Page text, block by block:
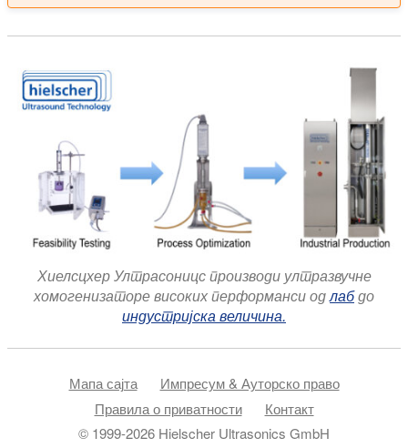
Хиелсцхер Ултрасоницс производи ултразвучне
хомогенизаторе високих перформанси одлабдо
индустријска величина.
Мапа сајта
Импресум & Ауторско право
Правила о приватности
Контакт
© 1999-2026 Hielscher Ultrasonics GmbH